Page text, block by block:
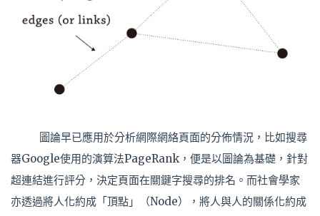
圖論早已應用於分析網際網絡頁面的分佈情況，比如搜尋
器Google使用的演算法PageRank，便是以圖論為基礎，針對
超連結進行評分，決定頁面在關鍵字搜尋的排名。而社會學家
亦透過將人化約成「頂點」（Node），將人與人的關係化約成